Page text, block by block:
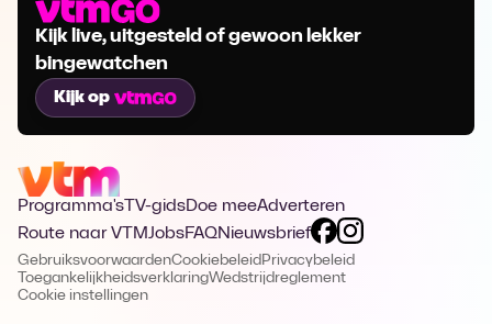
Kijk live, uitgesteld of gewoon lekker
bingewatchen
Kijk op
Programma's TV-gidsDoe meeAdverteren
Route naar VTMJobsFAQNieuwsbrief
GebruiksvoorwaardenCookiebeleid Privacybeleid
ToegankelijkheidsverklaringWedstrijdreglement
Cookie instellingen